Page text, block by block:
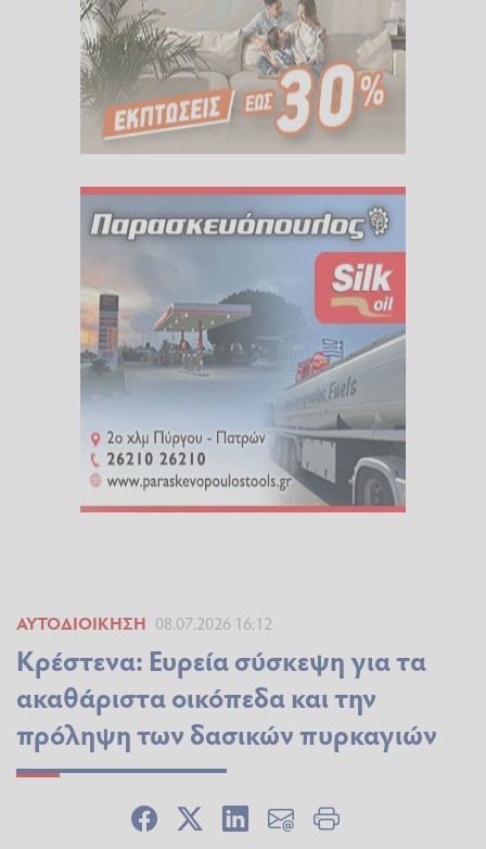
ΑΥΤΟΔΙΟΊΚΗΣΗ 08.07.2026 16:12
Κρέστενα: Ευρεία σύσκεψη για τα
ακαθάριστα οικόπεδα και την
πρόληψη των δασικών πυρκαγιών